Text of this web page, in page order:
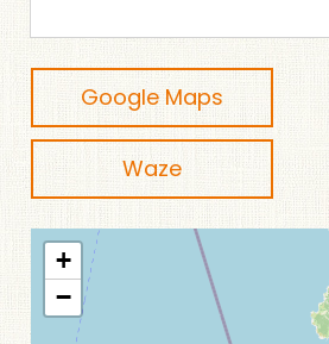
Google Maps
Waze
+
−